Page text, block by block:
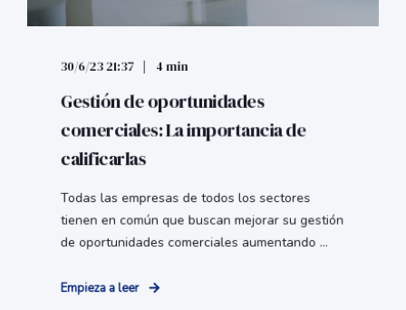
30/6/23 21:37 4 min
Gestión de oportunidades
comerciales: La importancia de
calificarlas
Todas las empresas de todos los sectores
tienen en común que buscan mejorar su gestión
de oportunidades comerciales aumentando ...
Empieza a leer